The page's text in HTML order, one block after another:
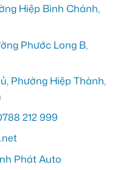
Hiệp Bình Chánh,
Phước Long B,
Phường Hiệp Thành,
212 999
Phát Auto